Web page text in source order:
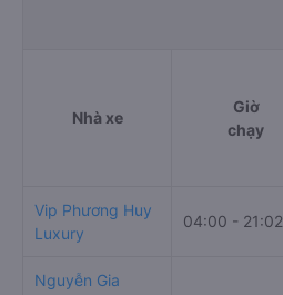
Nhà xe
Giờ
chạy
Vip Phương Huy
Luxury
04:00 - 21:02
Nguyễn Gia